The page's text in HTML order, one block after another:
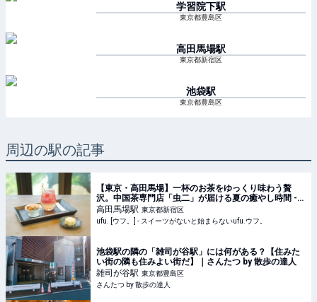
学習院下駅
東京都豊島区
高田馬場駅
東京都新宿区
池袋駅
東京都豊島区
周辺の駅の記事
【東京・高田馬場】一杯のお茶をゆっくり味わう贅
沢。中国茶専門店「虫二」が届ける夏の癒やし時間 -
ufu. [ウフ。]
高田馬場駅 東京都新宿区
ufu. [ウフ。] - スイーツがないと始まらないufu.ウフ。
池袋駅の隣の「雑司が谷駅」には何がある？【住みた
い街の隣も住みよい街だ】｜さんたつ by 散歩の達人
雑司が谷駅 東京都豊島区
さんたつ by 散歩の達人